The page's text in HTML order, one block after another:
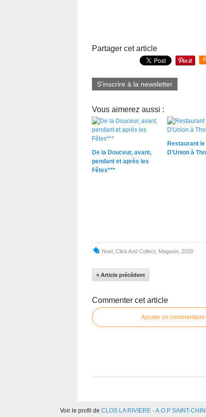
Partager cet article
S'inscrire à la newsletter
Vous aimerez aussi :
De la Douceur, avant,
pendant et après les
Fêtes***
Restaurant le
D'Union à
Noel Click And Collect Magasin 2020
« Article précédent
Commenter cet article
Ajouter un commentaire
Voir le profil de CLOS LA RIVIERE - A.O.P SAINT-